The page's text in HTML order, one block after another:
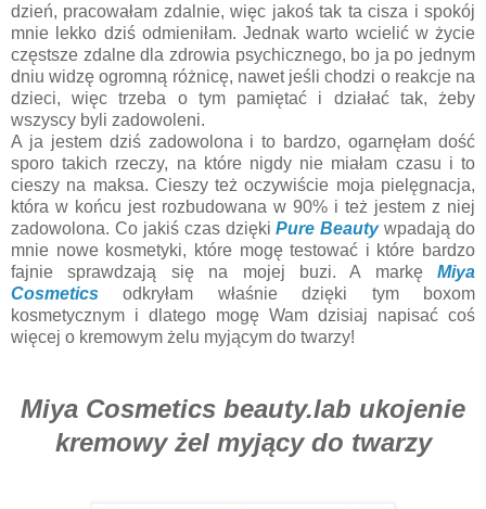
dzień, pracowałam zdalnie, więc jakoś tak ta cisza i spokój
mnie lekko dziś odmieniłam. Jednak warto wcielić w życie
częstsze zdalne dla zdrowia psychicznego, bo ja po jednym
dniu widzę ogromną różnicę, nawet jeśli chodzi o reakcje na
dzieci, więc trzeba o tym pamiętać i działać tak, żeby
wszyscy byli zadowoleni.
A ja jestem dziś zadowolona i to bardzo, ogarnęłam dość
sporo takich rzeczy, na które nigdy nie miałam czasu i to
cieszy na maksa. Cieszy też oczywiście moja pielęgnacja,
która w końcu jest rozbudowana w 90% i też jestem z niej
zadowolona. Co jakiś czas dziękiPure Beautywpadają do
mnie nowe kosmetyki, które mogę testować i które bardzo
fajnie sprawdzają się na mojej buzi. A markę Miya
Cosmetics odkryłam właśnie dzięki tym boxom
kosmetycznym i dlatego mogę Wam dzisiaj napisać coś
więcej o kremowym żelu myjącym do twarzy!
Miya Cosmetics beauty.lab ukojenie
kremowy żel myjący do twarzy